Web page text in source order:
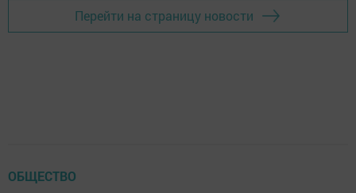
Перейти на страницу новости
ОБЩЕСТВО